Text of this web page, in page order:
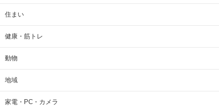
住まい
健康・筋トレ
動物
地域
家電・PC・カメラ